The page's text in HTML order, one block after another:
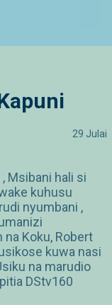
29 Julai
Msibani hali si
kuhusu
nyumbani ,
na Koku, Robert
kuwa nasi
na marudio
DStv160